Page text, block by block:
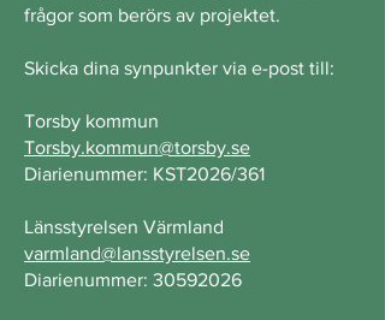
frågor som berörs av projektet.
Skicka dina synpunkter via e-post till:
Torsby kommun
Torsby.kommun@torsby.se
Diarienummer: KST2026/361
Länsstyrelsen Värmland
varmland@lansstyrelsen.se
Diarienummer: 30592026